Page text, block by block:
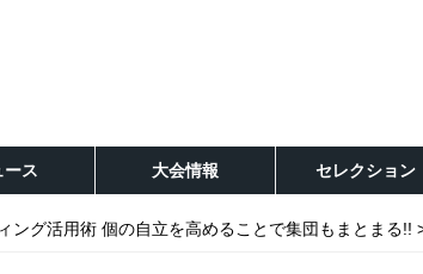
ース 大会情報 セレクション
ング活用術 個の自立を高めることで集団もまとまる!!